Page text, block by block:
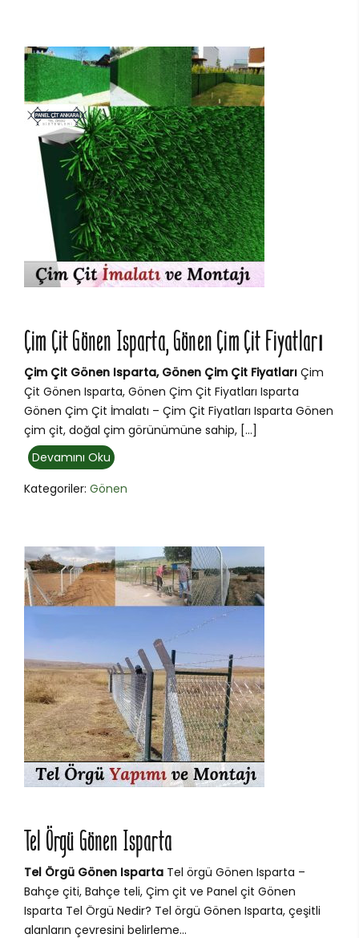
Çim Çit Gönen Isparta, Gönen Çim Çit Fiyatları
Çim Çit Gönen Isparta, Gönen Çim Çit Fiyatları Çim
Çit Gönen Isparta, Gönen Çim Çit Fiyatları Isparta
Gönen Çim Çit İmalatı – Çim Çit Fiyatları Isparta Gönen
çim çit, doğal çim görünümüne sahip, […]
Devamını Oku
Kategoriler: Gönen
Tel Örgü Gönen Isparta
Tel Örgü Gönen Isparta Tel örgü Gönen Isparta –
Bahçe çiti, Bahçe teli, Çim çit ve Panel çit Gönen
Isparta Tel Örgü Nedir? Tel örgü Gönen Isparta, çeşitli
alanların çevresini belirleme...